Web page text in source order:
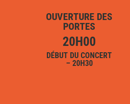
OUVERTURE DES
PORTES
20H00
DÉBUT DU CONCERT
– 20H30